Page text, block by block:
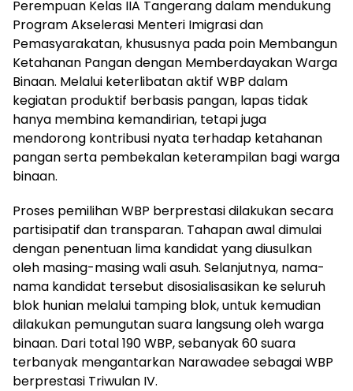
Perempuan Kelas IIA Tangerang dalam mendukung
Program Akselerasi Menteri Imigrasi dan
Pemasyarakatan, khususnya pada poin Membangun
Ketahanan Pangan dengan Memberdayakan Warga
Binaan. Melalui keterlibatan aktif WBP dalam
kegiatan produktif berbasis pangan, lapas tidak
hanya membina kemandirian, tetapi juga
mendorong kontribusi nyata terhadap ketahanan
pangan serta pembekalan keterampilan bagi warga
binaan.
Proses pemilihan WBP berprestasi dilakukan secara
partisipatif dan transparan. Tahapan awal dimulai
dengan penentuan lima kandidat yang diusulkan
oleh masing-masing wali asuh. Selanjutnya, nama-
nama kandidat tersebut disosialisasikan ke seluruh
blok hunian melalui tamping blok, untuk kemudian
dilakukan pemungutan suara langsung oleh warga
binaan. Dari total 190 WBP, sebanyak 60 suara
terbanyak mengantarkan Narawadee sebagai WBP
berprestasi Triwulan IV.